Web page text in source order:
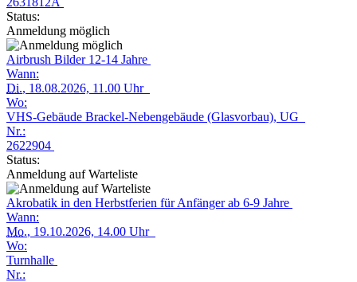
Status:
Anmeldung möglich
Airbrush Bilder 12-14 Jahre
Wann:
Di., 18.08.2026, 11.00 Uhr
Wo:
VHS-Gebäude Brackel-Nebengebäude (Glasvorbau), UG
Nr.:
2622904
Status:
Anmeldung auf Warteliste
Akrobatik in den Herbstferien für Anfänger ab 6-9 Jahre
Wann:
Mo., 19.10.2026, 14.00 Uhr
Wo:
Turnhalle
Nr.: